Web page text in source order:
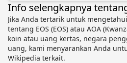
Info selengkapnya
Jika Anda tertarik untuk
tentang EOS (EOS) atau AOA
koin atau uang kertas, negara
uang, kami menyarankan Anda
Wikipedia terkait.